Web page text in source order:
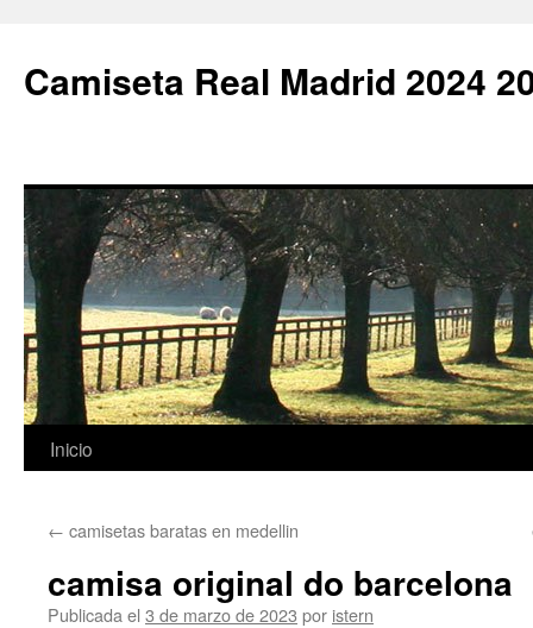
Camiseta Real Madrid 2024
Saltar
contenido
Inicio
← camisetas baratas en medellin
camisa original do barcelona
Publicada el 3 de marzo de 2023 por istern